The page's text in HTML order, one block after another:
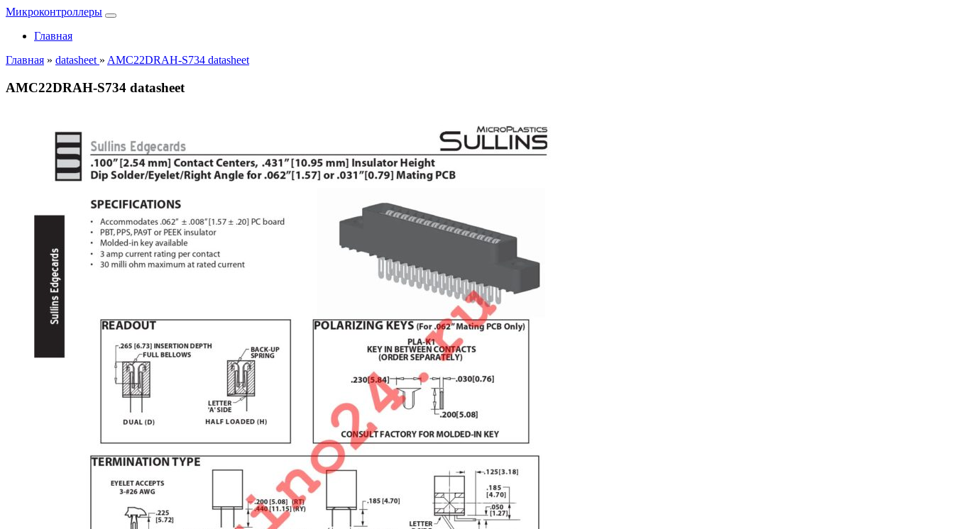
Микроконтроллеры
Главная
Главная » datasheet » AMC22DRAH-S734 datasheet
AMC22DRAH-S734 datasheet